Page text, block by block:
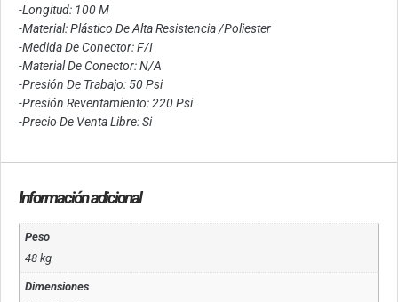
-Longitud: 100 M
-Material: Plástico De Alta Resistencia /Poliester
-Medida De Conector: F/I
-Material De Conector: N/A
-Presión De Trabajo: 50 Psi
-Presión Reventamiento: 220 Psi
-Precio De Venta Libre: Si
Información adicional
Peso
48 kg
Dimensiones